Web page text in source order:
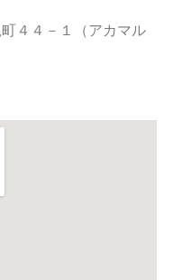
４４－１（アカマル